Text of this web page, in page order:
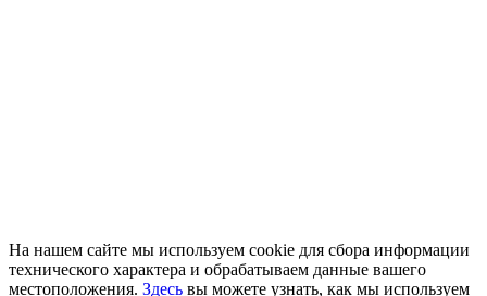
На нашем сайте мы используем cookie для сбора информации
технического характера и обрабатываем данные вашего
местоположения. Здесь вы можете узнать, как мы используем